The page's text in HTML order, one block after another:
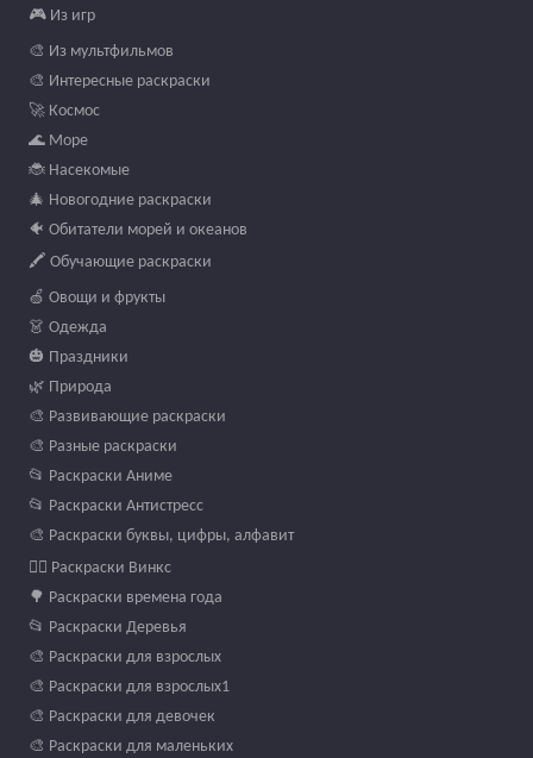
🎮 Из игр
🎨 Из мультфильмов
🎨 Интересные раскраски
🚀 Космос
🌊 Море
🐞 Насекомые
🎄 Новогодние раскраски
🐠 Обитатели морей и океанов
🖍️ Обучающие раскраски
🍏 Овощи и фрукты
👗 Одежда
🎃 Праздники
🌿 Природа
🎨 Развивающие раскраски
🎨 Разные раскраски
📂 Раскраски Аниме
📂 Раскраски Антистресс
🎨 Раскраски буквы, цифры, алфавит
🧚‍♀️ Раскраски Винкс
🌳 Раскраски времена года
📂 Раскраски Деревья
🎨 Раскраски для взрослых
🎨 Раскраски для взрослых1
🎨 Раскраски для девочек
🎨 Раскраски для маленьких